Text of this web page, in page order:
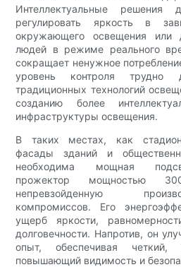
Интеллектуальные решения
регулировать яркость в
окружающего освещения или
людей в режиме реального
сокращает ненужное
уровень контроля
традиционных технологий
созданию более
инфраструктуры освещения.
В таких местах, как
фасады зданий и
необходима мощная
прожектор мощностью
непревзойденную
компромиссов. Его
ущерб яркости,
долговечности. Напротив, он
опыт, обеспечивая
повышающий видимость и